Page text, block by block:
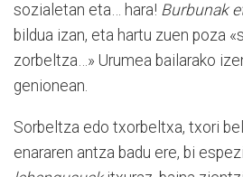
sozialetan eta… hara! Burbunak
bildua izan, eta hartu zuen poza
zorbeltza…» Urumea bailarako
genionean.
Sorbeltza edo txorbeltxa, txori
enararen antza badu ere, bi